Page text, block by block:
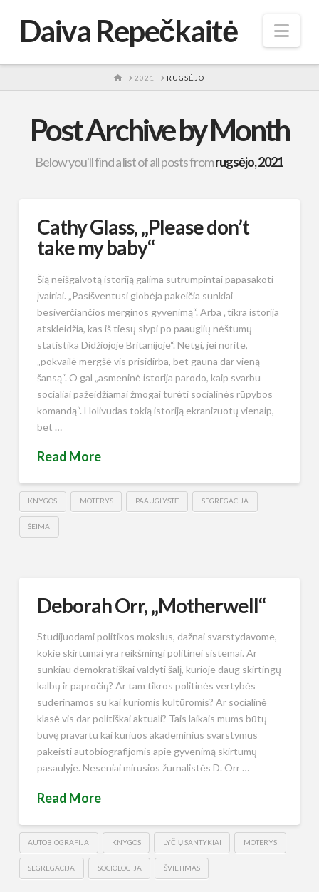
Daiva Repečkaitė
HOME
2021 RUGSĖJO
Post Archive by Month
Below you'll find a list of all posts fromrugsėjo, 2021
Cathy Glass, „Please don’t
take my baby“
Šią neišgalvotą istoriją galima sutrumpintai papasakoti
įvairiai. „Pasišventusi globėja pakeičia sunkiai
besiverčiančios merginos gyvenimą“. Arba „tikra istorija
atskleidžia, kas iš tiesų slypi po paauglių nėštumų
statistika Didžiojoje Britanijoje“. Netgi, jei norite,
„pokvailė mergšė vis prisidirba, bet gauna dar vieną
šansą“. O gal „asmeninė istorija parodo, kaip svarbu
socialiai pažeidžiamai žmogai turėti socialinės rūpybos
komandą“. Holivudas tokią istoriją ekranizuotų vienaip,
bet …
Read More
KNYGOS MOTERYS PAAUGLYSTĖ SEGREGACIJA
ŠEIMA
Deborah Orr, „Motherwell“
Studijuodami politikos mokslus, dažnai svarstydavome,
kokie skirtumai yra reikšmingi politinei sistemai. Ar
sunkiau demokratiškai valdyti šalį, kurioje daug skirtingų
kalbų ir papročių? Ar tam tikros politinės vertybės
suderinamos su kai kuriomis kultūromis? Ar socialinė
klasė vis dar politiškai aktuali? Tais laikais mums būtų
buvę pravartu kai kuriuos akademinius svarstymus
pakeisti autobiografijomis apie gyvenimą skirtumų
pasaulyje. Neseniai mirusios žurnalistės D. Orr …
Read More
AUTOBIOGRAFIJA KNYGOS LYČIŲ SANTYKIAI MOTERYS
SEGREGACIJA SOCIOLOGIJA ŠVIETIMAS